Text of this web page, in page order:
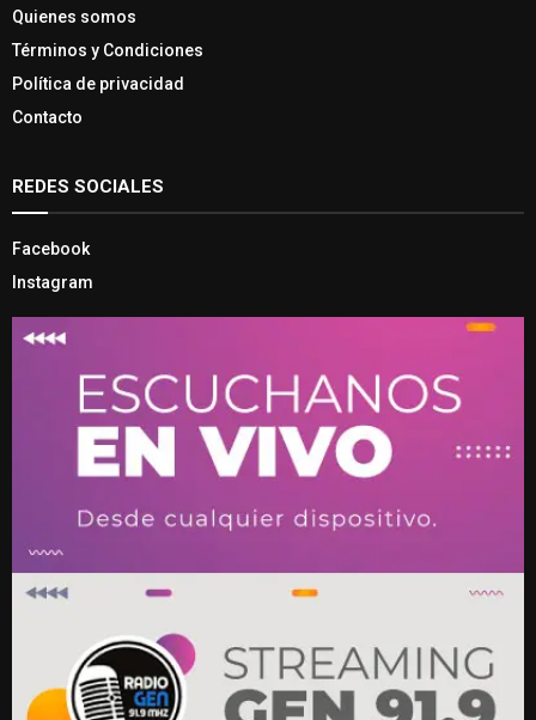
Quienes somos
Términos y Condiciones
Política de privacidad
Contacto
REDES SOCIALES
Facebook
Instagram